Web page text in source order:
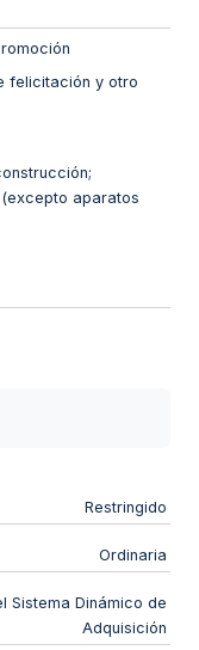
felicitación y otro
aparatos
Restringido
Ordinaria
Sistema Dinámico de
Adquisición